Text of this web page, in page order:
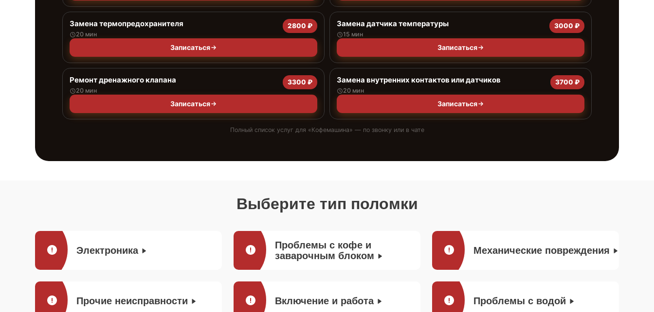
Замена термопредохранителя
20 мин
2800 ₽
Записаться
Замена датчика температуры
15 мин
3000 ₽
Записаться
Ремонт дренажного клапана
20 мин
3300 ₽
Записаться
Замена внутренних контактов или датчиков
20 мин
3700 ₽
Записаться
Полный список услуг для «Кофемашина» — по звонку или в чате
Выберите тип поломки
Электроника
Проблемы с кофе и
заварочным блоком
Механические повреждения
Прочие неисправности Включение и работа Проблемы с водой